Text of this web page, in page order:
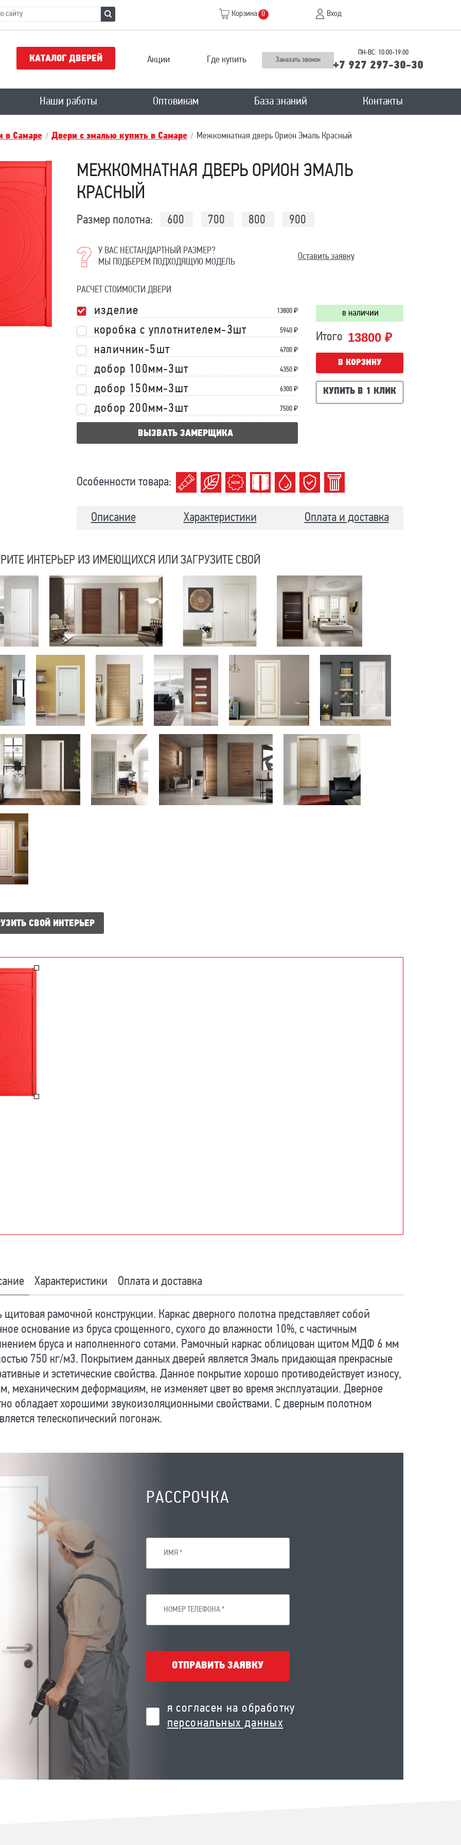
Корзина 0 Вход
КАТАЛОГ ДВЕРЕЙ Акции Где купить Заказать звонок
ПН-ВС: 10:00-19:00
+7 927 297-30-30
Наши работы Оптовикам База знаний Контакты
в Самаре Двери с эмалью купить в Самаре Межкомнатная дверь Орион Эмаль Красный
МЕЖКОМНАТНАЯ ДВЕРЬ ОРИОН ЭМАЛЬ
КРАСНЫЙ
Размер полотна: 600 700 800 900
У ВАС НЕСТАНДАРТНЫЙ РАЗМЕР?
МЫ ПОДБЕРЕМ ПОДХОДЯЩУЮ МОДЕЛЬ
Оставить заявку
РАСЧЕТ СТОИМОСТИ ДВЕРИ
изделие 13800₽
коробка с уплотнителем-3шт 5940 ₽
наличник-5шт 4700 ₽
добор 100мм-3шт 4350 ₽
добор 150мм-3шт 6300 ₽
добор 200мм-3шт 7500 ₽
ВЫЗВАТЬ ЗАМЕРЩИКА
в наличии
Итого 13800 ₽
В КОРЗИНУ
КУПИТЬ В 1 КЛИК
Особенности товара:
Описание Характеристики Оплата и доставка
ИНТЕРЬЕР ИЗ ИМЕЮЩИХСЯ ИЛИ ЗАГРУЗИТЕ СВОЙ
СВОЙ ИНТЕРЬЕР
Характеристики Оплата и доставка
щитовая рамочной конструкции. Каркас дверного полотна представляет собой
основание из бруса срощенного, сухого до влажности 10%, с частичным
бруса и наполненного сотами. Рамочный каркас облицован щитом МДФ 6 мм
750 кг/м3. Покрытием данных дверей является Эмаль придающая прекрасные
и эстетические свойства. Данное покрытие хорошо противодействует износу,
механическим деформациям, не изменяет цвет во время эксплуатации. Дверное
обладает хорошими звукоизоляционными свойствами. С дверным полотном
телескопический погонаж.
РАССРОЧКА
ОТПРАВИТЬ ЗАЯВКУ
я согласен на обработку
персональных данных